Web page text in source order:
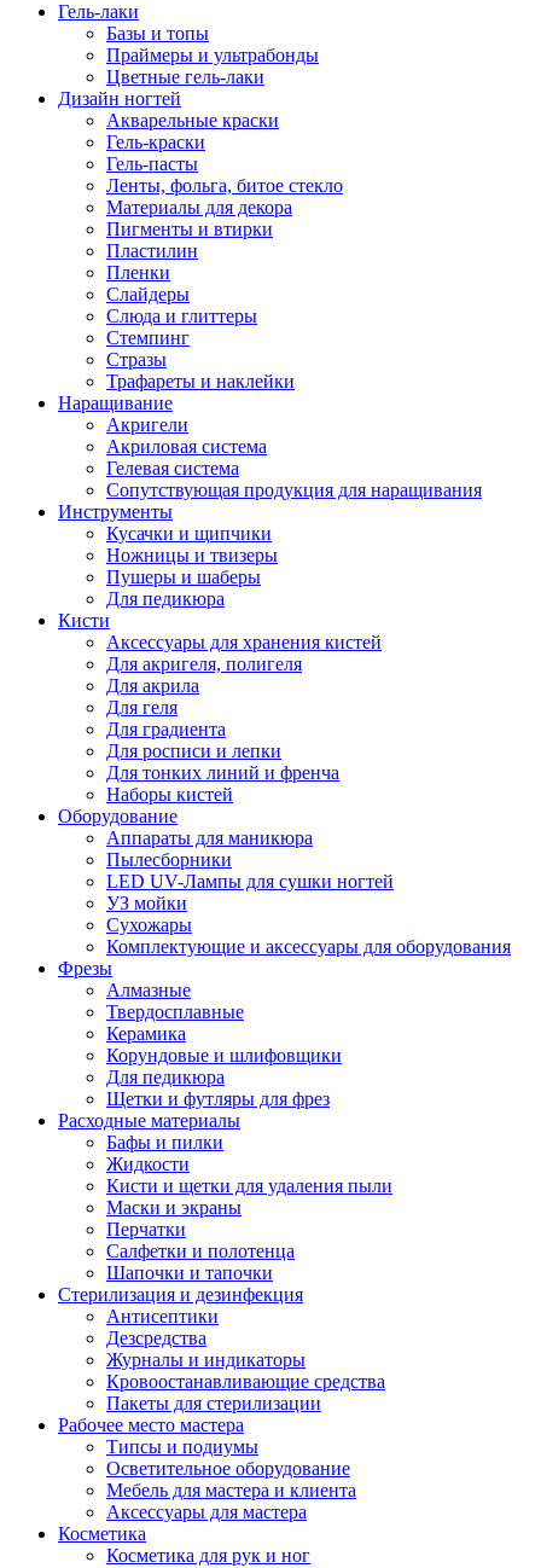
Гель-лаки
Базы и топы
Праймеры и ультрабонды
Цветные гель-лаки
Дизайн ногтей
Акварельные краски
Гель-краски
Гель-пасты
Ленты, фольга, битое стекло
Материалы для декора
Пигменты и втирки
Пластилин
Пленки
Слайдеры
Слюда и глиттеры
Стемпинг
Стразы
Трафареты и наклейки
Наращивание
Акригели
Акриловая система
Гелевая система
Сопутствующая продукция для наращивания
Инструменты
Кусачки и щипчики
Ножницы и твизеры
Пушеры и шаберы
Для педикюра
Кисти
Аксессуары для хранения кистей
Для акригеля, полигеля
Для акрила
Для геля
Для градиента
Для росписи и лепки
Для тонких линий и френча
Наборы кистей
Оборудование
Аппараты для маникюра
Пылесборники
LED UV-Лампы для сушки ногтей
УЗ мойки
Сухожары
Комплектующие и аксессуары для оборудования
Фрезы
Алмазные
Твердосплавные
Керамика
Корундовые и шлифовщики
Для педикюра
Щетки и футляры для фрез
Расходные материалы
Бафы и пилки
Жидкости
Кисти и щетки для удаления пыли
Маски и экраны
Перчатки
Салфетки и полотенца
Шапочки и тапочки
Стерилизация и дезинфекция
Антисептики
Дезсредства
Журналы и индикаторы
Кровоостанавливающие средства
Пакеты для стерилизации
Рабочее место мастера
Типсы и подиумы
Осветительное оборудование
Мебель для мастера и клиента
Аксессуары для мастера
Косметика
Косметика для рук и ног